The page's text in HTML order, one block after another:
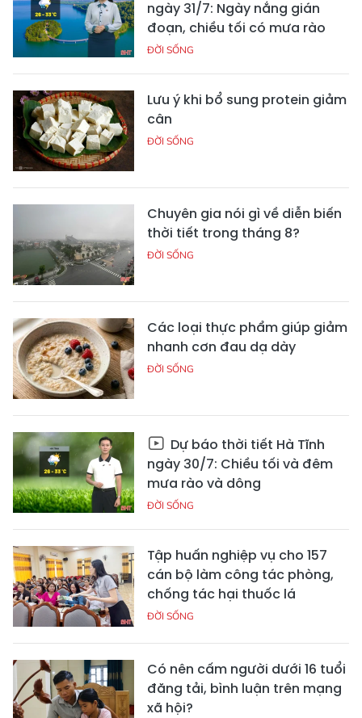
ngày 31/7: Ngày nắng gián
đoạn, chiều tối có mưa rào
ĐỜI SỐNG
Lưu ý khi bổ sung protein giảm
cân
ĐỜI SỐNG
Chuyên gia nói gì về diễn biến
thời tiết trong tháng 8?
ĐỜI SỐNG
Các loại thực phẩm giúp giảm
nhanh cơn đau dạ dày
ĐỜI SỐNG
Dự báo thời tiết Hà Tĩnh
ngày 30/7: Chiều tối và đêm
mưa rào và dông
ĐỜI SỐNG
Tập huấn nghiệp vụ cho 157
cán bộ làm công tác phòng,
chống tác hại thuốc lá
ĐỜI SỐNG
Có nên cấm người dưới 16 tuổi
đăng tải, bình luận trên mạng
xã hội?